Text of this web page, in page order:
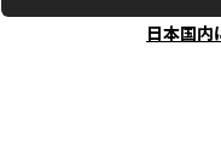
日本国内